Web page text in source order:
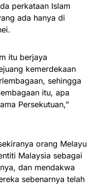
perkataan Islam
ada hanya di
itu berjaya
kemerdekaan
sehingga
itu, apa
Persekutuan,”
orang Melayu
Malaysia sebagai
dan mendakwa
sebenarnya telah